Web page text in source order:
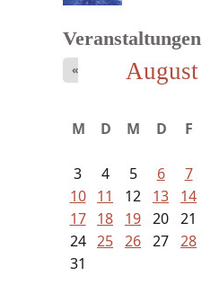
schöne...
Veranstaltungen
August
«
M D M D F
3
4 5 6 7
10
11 12 13 14
17
18 19 20 21
24 25 26 27 28
31